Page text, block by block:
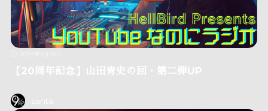
【20周年記念】山田青史の回・第二弾UP
santa